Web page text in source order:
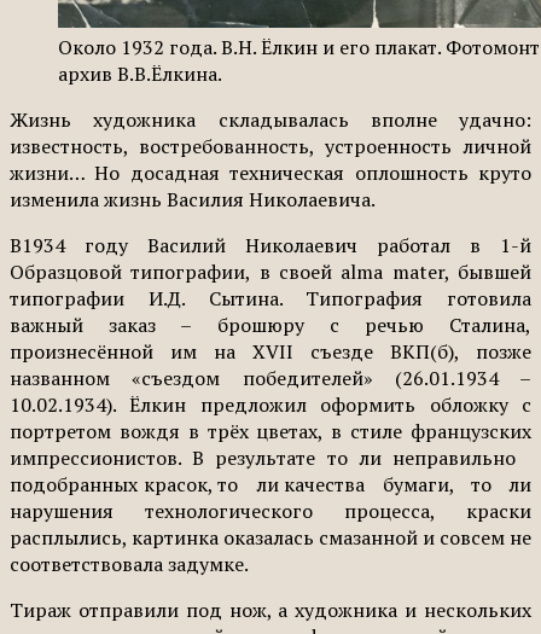
Около 1932 года. В.Н. Ёлкин и его плакат.
архив В.В.Ёлкина.
Жизнь художника складывалась вполне удачно:
известность, востребованность, устроенность личной
жизни… Но досадная техническая оплошность круто
изменила жизнь Василия Николаевича.
В1934 году Василий Николаевич работал в 1-й
Образцовой типографии, в своей alma mater, бывшей
типографии И.Д. Сытина. Типография готовила
важный заказ – брошюру с речью Сталина,
произнесённой им на XVII съезде ВКП(б), позже
названном «съездом победителей» (26.01.1934 –
10.02.1934). Ёлкин предложил оформить обложку с
портретом вождя в трёх цветах, в стиле французских
импрессионистов. В результате то ли неправильно
подобранных красок, то ли качества бумаги, то ли
нарушения технологического процесса, краски
расплылись, картинка оказалась смазанной и совсем не
соответствовала задумке.
Тираж отправили под нож, а художника и нескольких